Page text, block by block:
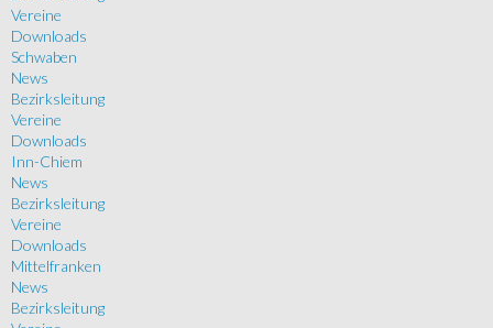
Vereine
Downloads
Schwaben
News
Bezirksleitung
Vereine
Downloads
Inn-Chiem
News
Bezirksleitung
Vereine
Downloads
Mittelfranken
News
Bezirksleitung